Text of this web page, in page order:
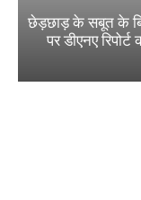
छेड़छाड़ के सबूत के
पर डीएनए